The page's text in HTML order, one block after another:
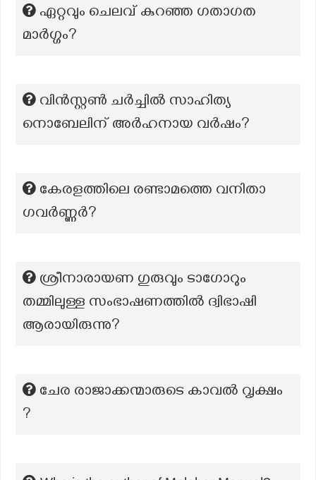
ഏറ്റവും ചെലവ് കുറഞ്ഞ ഗതാഗത
മാർഗ്ഗം?
വിൻസ്റ്റൺ ചർച്ചിൽ സാഹിത്യ
നൊബേലിന് അർഹനായ വർഷം?
കേരളത്തിലെ രണ്ടാമത്തെ വനിതാ
ഗവർണ്ണർ?
ശ്രീനാരായണ ഗുരുവും ടാഗോറും
തമ്മിലുള്ള സംഭാഷണത്തിൽ ദ്വിഭാഷി
ആരായിരുന്നു?
ചേര രാജാക്കന്മാരുടെ കാവൽ വൃക്ഷം
?